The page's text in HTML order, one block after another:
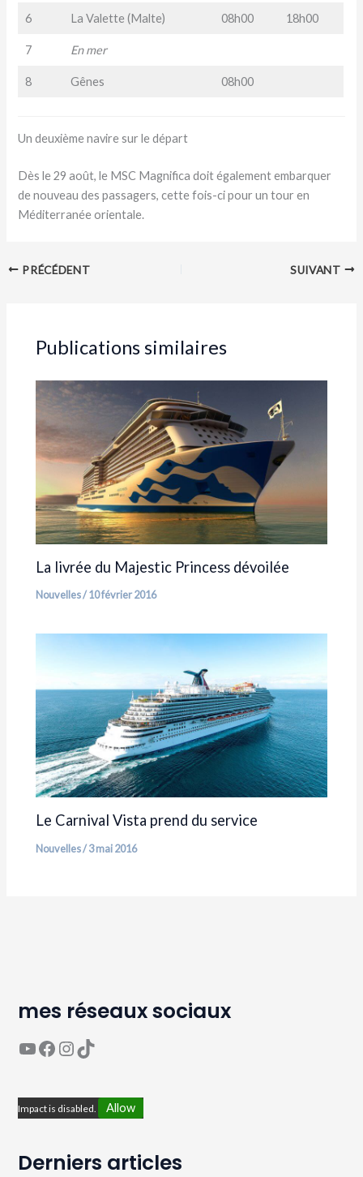
6 La Valette (Malte) 08h00 18h00
7 En mer
8 Gênes 08h00
Un deuxième navire sur le départ
Dès le 29 août, le MSC Magnifica doit également embarquer
de nouveau des passagers, cette fois-ci pour un tour en
Méditerranée orientale.
PRÉCÉDENT SUIVANT
Publications similaires
La livrée du Majestic Princess dévoilée
Nouvelles/10 février 2016
Le Carnival Vista prend du service
Nouvelles/3 mai 2016
mes réseaux sociaux
YouTube Page Facebook Avaguea Compte Instagram Avaguea Compte TikTok Avaguea
Impact is disabled. Allow
Derniers articles